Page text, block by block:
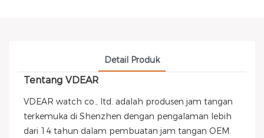
Detail Produk
Tentang VDEAR
VDEAR watch co., ltd. adalah produsen jam tangan
terkemuka di Shenzhen dengan pengalaman lebih
dari 14 tahun dalam pembuatan jam tangan OEM.